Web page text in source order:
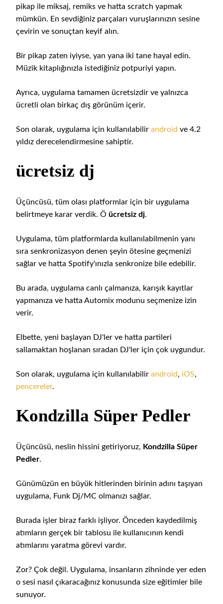
pikap ile miksaj, remiks ve hatta scratch yapmak
mümkün. En sevdiğiniz parçaları vuruşlarınızın sesine
çevirin ve sonuçtan keyif alın.
Bir pikap zaten iyiyse, yan yana iki tane hayal edin.
Müzik kitaplığınızla istediğiniz potpuriyi yapın.
Ayrıca, uygulama tamamen ücretsizdir ve yalnızca
ücretli olan birkaç dış görünüm içerir.
Son olarak, uygulama için kullanılabilir android ve 4.2
yıldız derecelendirmesine sahiptir.
ücretsiz dj
Üçüncüsü, tüm olası platformlar için bir uygulama
belirtmeye karar verdik. Ö ücretsiz dj.
Uygulama, tüm platformlarda kullanılabilmenin yanı
sıra senkronizasyon denen şeyin ötesine geçmenizi
sağlar ve hatta Spotify'ınızla senkronize bile edebilir.
Bu arada, uygulama canlı çalmanıza, karışık kayıtlar
yapmanıza ve hatta Automix modunu seçmenize izin
verir.
Elbette, yeni başlayan DJ'ler ve hatta partileri
sallamaktan hoşlanan sıradan DJ'ler için çok uygundur.
Son olarak, uygulama için kullanılabilir android, iOS,
pencereler.
Kondzilla Süper Pedler
Üçüncüsü, neslin hissini getiriyoruz, Kondzilla Süper
Pedler.
Günümüzün en büyük hitlerinden birinin adını taşıyan
uygulama, Funk Dj/MC olmanızı sağlar.
Burada işler biraz farklı işliyor. Önceden kaydedilmiş
atımların gerçek bir tablosu ile kullanıcının kendi
atımlarını yaratma görevi vardır.
Zor? Çok değil. Uygulama, insanların zihninde yer eden
o sesi nasıl çıkaracağınız konusunda size eğitimler bile
sunuyor.